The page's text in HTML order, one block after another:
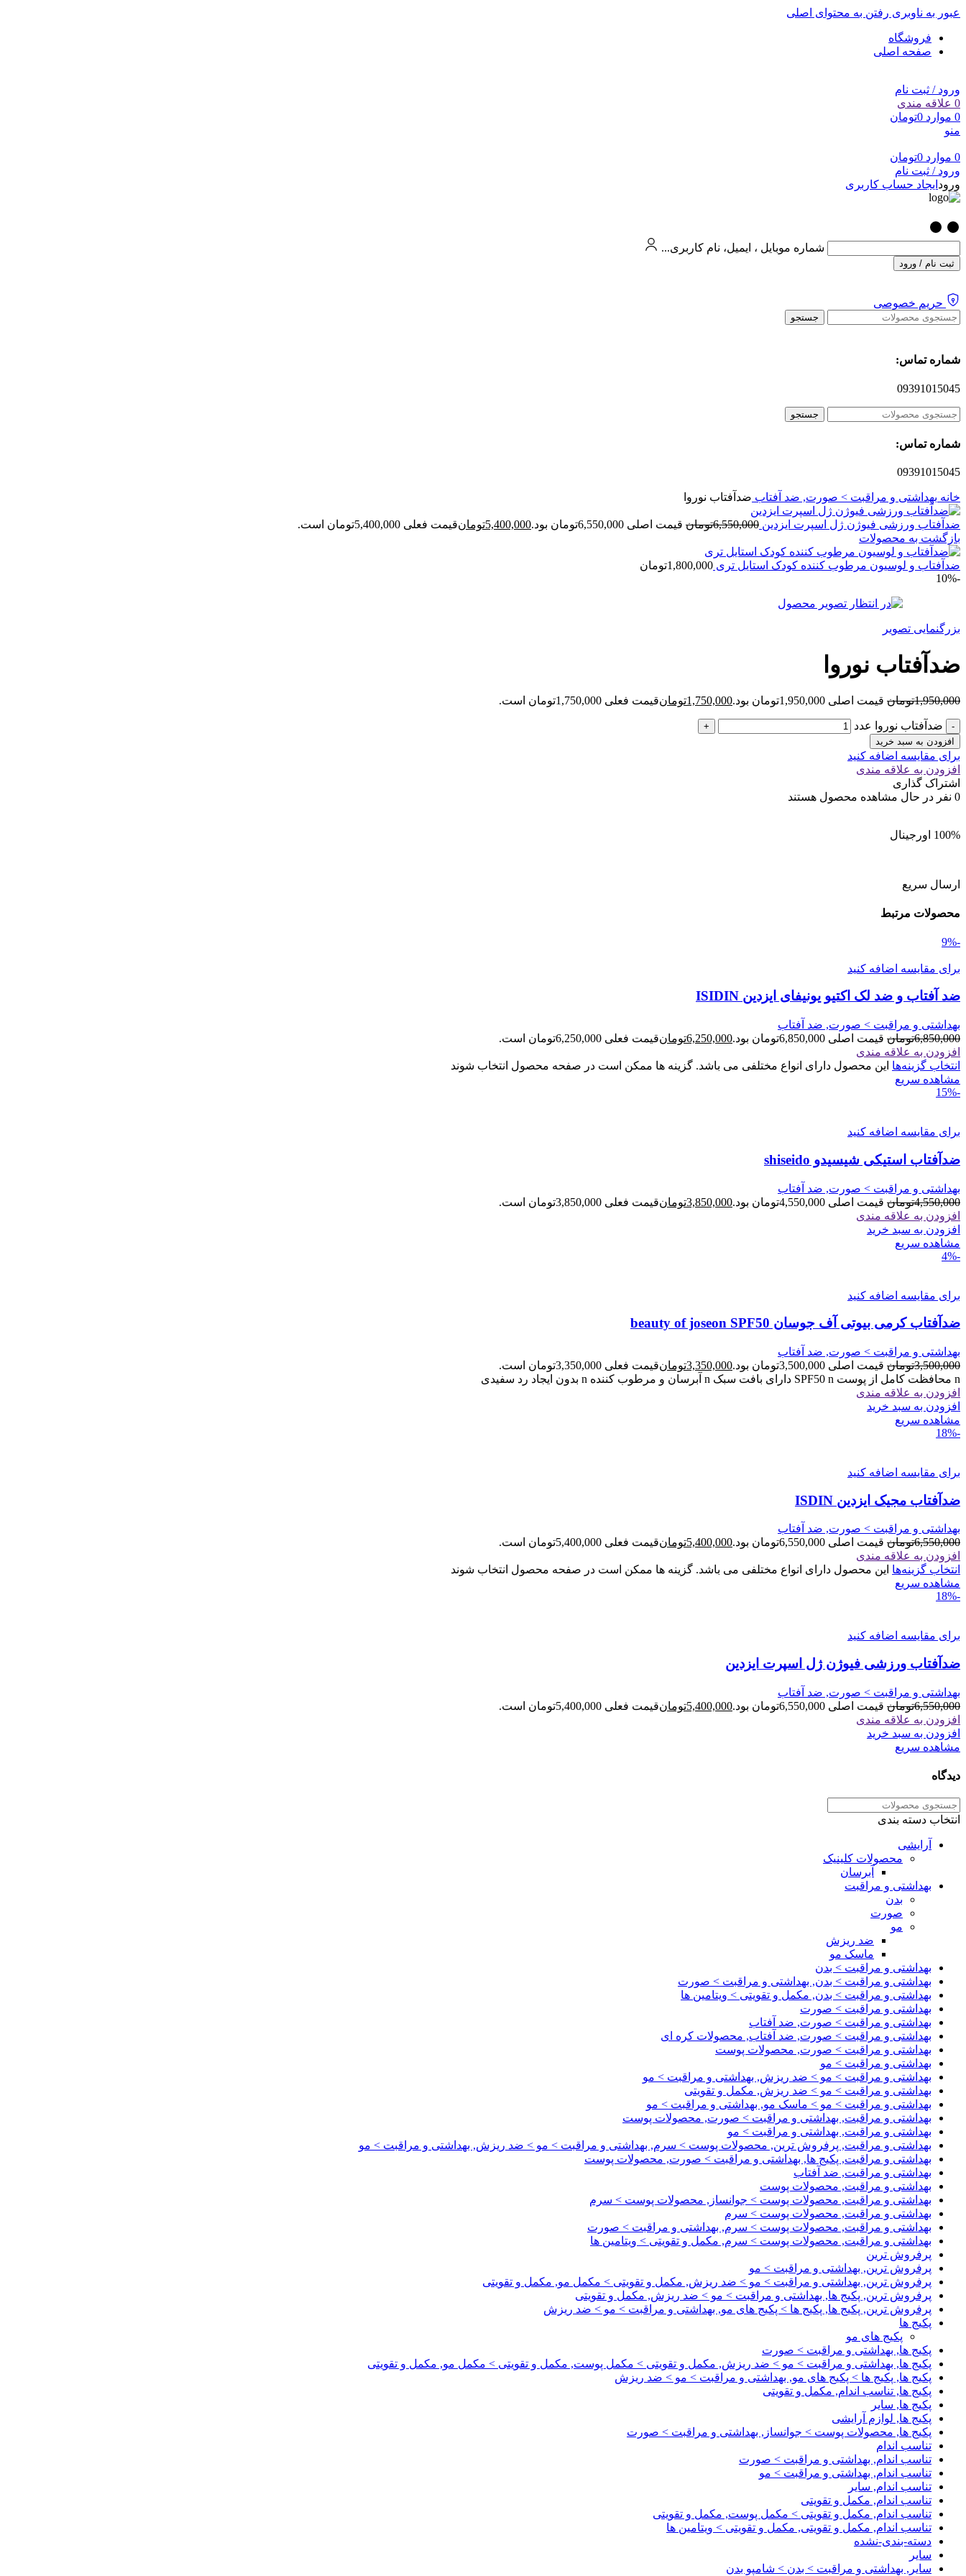
عبور به ناوبری رفتن به محتوای اصلی
فروشگاه
صفحه اصلی
ورود / ثبت نام
0 علاقه مندی
0 موارد 0تومان
منو
0 موارد 0تومان
ورود / ثبت نام
ورود ایجاد حساب کاربری
شماره موبایل ، ایمیل، نام کاربری...
ثبت نام / ورود
حریم خصوصی
جستجو
شماره تماس:
09391015045
جستجو
شماره تماس:
09391015045
خانه بهداشتی و مراقبت > صورت, ضد آفتاب ضدآفتاب نوروا
ضدآفتاب ورزشی فیوژن ژل اسپرت ایزدین 6,550,000تومان قیمت اصلی 6,550,000تومان بود. 5,400,000تومانقیمت فعلی 5,400,000تومان است.
بازگشت به محصولات
ضدآفتاب و لوسیون مرطوب کننده کودک استایل تری 1,800,000تومان
-10%
بزرگنمایی تصویر
ضدآفتاب نوروا
1,950,000تومان قیمت اصلی 1,950,000تومان بود. 1,750,000تومانقیمت فعلی 1,750,000تومان است.
ضدآفتاب نوروا عدد
افزودن به سبد خرید
برای مقایسه اضافه کنید
افزودن به علاقه مندی
اشتراک گذاری
0 نفر در حال مشاهده محصول هستند
100% اورجینال
ارسال سریع
محصولات مرتبط
-9%
برای مقایسه اضافه کنید
ضد آفتاب و ضد لک اکتیو یونیفای ایزدین ISIDIN
بهداشتی و مراقبت > صورت, ضد آفتاب
6,850,000تومان قیمت اصلی 6,850,000تومان بود. 6,250,000تومانقیمت فعلی 6,250,000تومان است.
افزودن به علاقه مندی
انتخاب گزینه‌ها این محصول دارای انواع مختلفی می باشد. گزینه ها ممکن است در صفحه محصول انتخاب شوند
مشاهده سریع
-15%
برای مقایسه اضافه کنید
ضدآفتاب استیکی شیسیدو shiseido
بهداشتی و مراقبت > صورت, ضد آفتاب
4,550,000تومان قیمت اصلی 4,550,000تومان بود. 3,850,000تومانقیمت فعلی 3,850,000تومان است.
افزودن به علاقه مندی
افزودن به سبد خرید
مشاهده سریع
-4%
برای مقایسه اضافه کنید
ضدآفتاب کرمی بیوتی آف جوسان beauty of joseon SPF50
بهداشتی و مراقبت > صورت, ضد آفتاب
3,500,000تومان قیمت اصلی 3,500,000تومان بود. 3,350,000تومانقیمت فعلی 3,350,000تومان است.
n محافظت کامل از پوست SPF50 n دارای بافت سبک n آبرسان و مرطوب کننده n بدون ایجاد رد سفیدی
افزودن به علاقه مندی
افزودن به سبد خرید
مشاهده سریع
-18%
برای مقایسه اضافه کنید
ضدآفتاب مجیک ایزدین ISDIN
بهداشتی و مراقبت > صورت, ضد آفتاب
6,550,000تومان قیمت اصلی 6,550,000تومان بود. 5,400,000تومانقیمت فعلی 5,400,000تومان است.
افزودن به علاقه مندی
انتخاب گزینه‌ها این محصول دارای انواع مختلفی می باشد. گزینه ها ممکن است در صفحه محصول انتخاب شوند
مشاهده سریع
-18%
برای مقایسه اضافه کنید
ضدآفتاب ورزشی فیوژن ژل اسپرت ایزدین
بهداشتی و مراقبت > صورت, ضد آفتاب
6,550,000تومان قیمت اصلی 6,550,000تومان بود. 5,400,000تومانقیمت فعلی 5,400,000تومان است.
افزودن به علاقه مندی
افزودن به سبد خرید
مشاهده سریع
دیدگاه
انتخاب دسته بندی
آرایشی
محصولات کلینیک
آبرسان
بهداشتی و مراقبت
بدن
صورت
مو
ضد ریزش
ماسک مو
بهداشتی و مراقبت > بدن
بهداشتی و مراقبت > بدن, بهداشتی و مراقبت > صورت
بهداشتی و مراقبت > بدن, مکمل و تقویتی > ویتامین ها
بهداشتی و مراقبت > صورت
بهداشتی و مراقبت > صورت, ضد آفتاب
بهداشتی و مراقبت > صورت, ضد آفتاب, محصولات کره ای
بهداشتی و مراقبت > صورت, محصولات پوست
بهداشتی و مراقبت > مو
بهداشتی و مراقبت > مو > ضد ریزش, بهداشتی و مراقبت > مو
بهداشتی و مراقبت > مو > ضد ریزش, مکمل و تقویتی
بهداشتی و مراقبت > مو > ماسک مو, بهداشتی و مراقبت > مو
بهداشتی و مراقبت, بهداشتی و مراقبت > صورت, محصولات پوست
بهداشتی و مراقبت, بهداشتی و مراقبت > مو
بهداشتی و مراقبت, پرفروش ترین, محصولات پوست > سرم, بهداشتی و مراقبت > مو > ضد ریزش, بهداشتی و مراقبت > مو
بهداشتی و مراقبت, پکیج ها, بهداشتی و مراقبت > صورت, محصولات پوست
بهداشتی و مراقبت, ضد آفتاب
بهداشتی و مراقبت, محصولات پوست
بهداشتی و مراقبت, محصولات پوست > جوانساز, محصولات پوست > سرم
بهداشتی و مراقبت, محصولات پوست > سرم
بهداشتی و مراقبت, محصولات پوست > سرم, بهداشتی و مراقبت > صورت
بهداشتی و مراقبت, محصولات پوست > سرم, مکمل و تقویتی > ویتامین ها
پرفروش ترین
پرفروش ترین, بهداشتی و مراقبت > مو
پرفروش ترین, بهداشتی و مراقبت > مو > ضد ریزش, مکمل و تقویتی > مکمل مو, مکمل و تقویتی
پرفروش ترین, پکیج ها, بهداشتی و مراقبت > مو > ضد ریزش, مکمل و تقویتی
پرفروش ترین, پکیج ها, پکیج ها > پکیج های مو, بهداشتی و مراقبت > مو > ضد ریزش
پکیج ها
پکیج های مو
پکیج ها, بهداشتی و مراقبت > صورت
پکیج ها, بهداشتی و مراقبت > مو > ضد ریزش, مکمل و تقویتی > مکمل پوست, مکمل و تقویتی > مکمل مو, مکمل و تقویتی
پکیج ها, پکیج ها > پکیج های مو, بهداشتی و مراقبت > مو > ضد ریزش
پکیج ها, تناسب اندام, مکمل و تقویتی
پکیج ها, سایر
پکیج ها, لوازم آرایشی
پکیج ها, محصولات پوست > جوانساز, بهداشتی و مراقبت > صورت
تناسب اندام
تناسب اندام, بهداشتی و مراقبت > صورت
تناسب اندام, بهداشتی و مراقبت > مو
تناسب اندام, سایر
تناسب اندام, مکمل و تقویتی
تناسب اندام, مکمل و تقویتی > مکمل پوست, مکمل و تقویتی
تناسب اندام, مکمل و تقویتی, مکمل و تقویتی > ویتامین ها
دسته-بندی-نشده
سایر
سایر, بهداشتی و مراقبت > بدن > شامپو بدن